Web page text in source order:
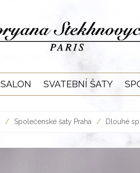
SALON SVATEBNÍ ŠATY
/ Společenské šaty Praha / Dlouhé